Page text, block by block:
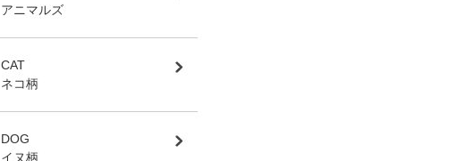
アニマルズ
CAT
ネコ柄
DOG
イヌ柄